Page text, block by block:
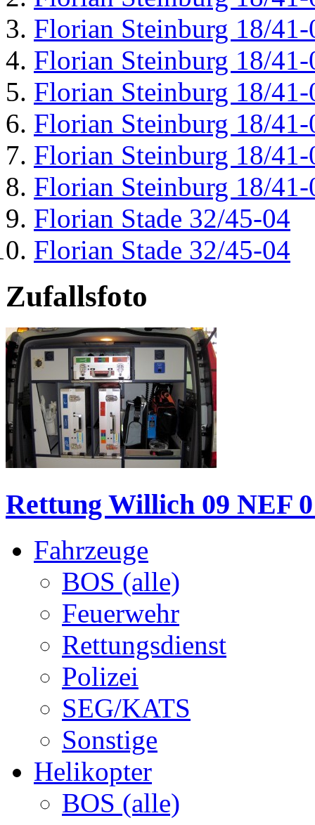
Florian Steinburg 18/41-
Florian Steinburg 18/41-
Florian Steinburg 18/41-
Florian Steinburg 18/41-
Florian Steinburg 18/41-
Florian Steinburg 18/41-
Florian Stade 32/45-04
Florian Stade 32/45-04
Zufallsfoto
Rettung Willich 09 NEF
Fahrzeuge
BOS (alle)
Feuerwehr
Rettungsdienst
Polizei
SEG/KATS
Sonstige
Helikopter
BOS (alle)